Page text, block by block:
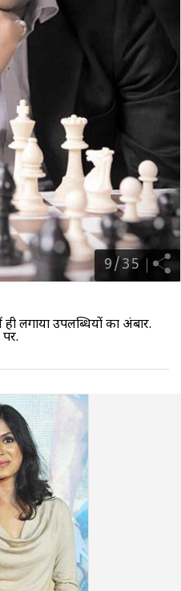
9/35
लगाया उपलब्धियों का अंबार.